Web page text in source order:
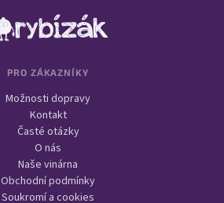
PRO ZÁKAZNÍKY
Možnosti dopravy
Kontakt
Časté otázky
O nás
Naše vinárna
Obchodní podmínky
Soukromí a cookies